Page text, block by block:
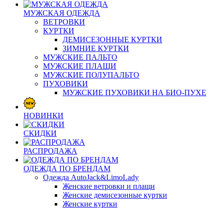
МУЖСКАЯ ОДЕЖДА
ВЕТРОВКИ
КУРТКИ
ДЕМИСЕЗОННЫЕ КУРТКИ
ЗИМНИЕ КУРТКИ
МУЖСКИЕ ПАЛЬТО
МУЖСКИЕ ПЛАЩИ
МУЖСКИЕ ПОЛУПАЛЬТО
ПУХОВИКИ
МУЖСКИЕ ПУХОВИКИ НА БИО-ПУХЕ
НОВИНКИ
СКИДКИ
РАСПРОДАЖА
ОДЕЖДА ПО БРЕНДАМ
Одежда AutoJack&LimoLady
Женские ветровки и плащи
Женские демисезонные куртки
Женские куртки